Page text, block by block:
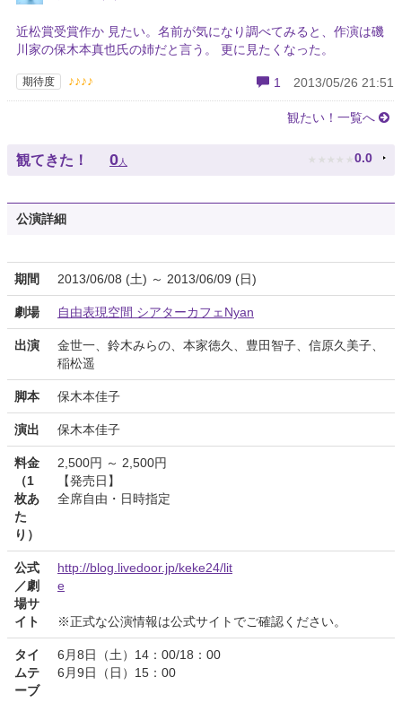
近松賞受賞作か 見たい。名前が気になり調べてみると、作演は磯
川家の保木本真也氏の姉だと言う。 更に見たくなった。
期待度 ♪♪♪♪ 1 2013/05/26 21:51
観たい！一覧へ
観てきた！ 0人 ★ ★ ★ ★ ★ 0.0
公演詳細
期間 2013/06/08 (土) ～ 2013/06/09 (日)
劇場 自由表現空間 シアターカフェNyan
出演
金世一、鈴木みらの、本家徳久、豊田智子、信原久美子、
稲松遥
脚本 保木本佳子
演出 保木本佳子
料金
（1
枚あ
た
り）
2,500円 ～ 2,500円
【発売日】
全席自由・日時指定
公式
／劇
場サ
イト
http://blog.livedoor.jp/keke24/lit
e
※正式な公演情報は公式サイトでご確認ください。
タイ
ムテ
ーブ
6月8日（土）14：00/18：00
6月9日（日）15：00